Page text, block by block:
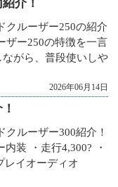
介！
クルーザー250の紹介
ー250の特徴を一言
がら、普段使いしや
2026年06月14日
ルーザー300紹介！
装 ・走行4,300? ・
レイオーディオ